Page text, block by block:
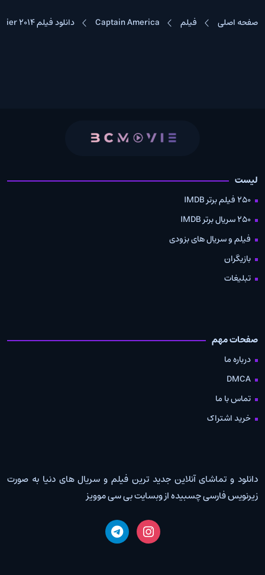
صفحه اصلی فیلم Captain America دانلود فیلم Captain America The Winter Soldier 2014
لیست
250 فیلم برتر IMDB
250 سریال برتر IMDB
فیلم و سریال های بزودی
بازیگران
تبلیغات
صفحات مهم
درباره ما
DMCA
تماس با ما
خرید اشتراک
دانلود و تماشای آنلاین جدید ترین فیلم و سریال های دنیا به صورت
زیرنویس فارسی چسبیده از وبسایت بی سی موویز